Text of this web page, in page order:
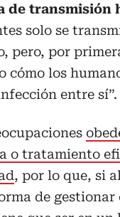
de transmisión
solo se
pero, por
cómo los
entre sí”.
o tratamiento
, por lo que, si
de gestionar